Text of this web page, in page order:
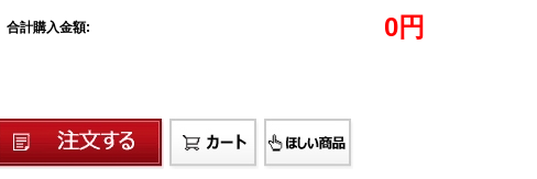
合計購入金額: 0円